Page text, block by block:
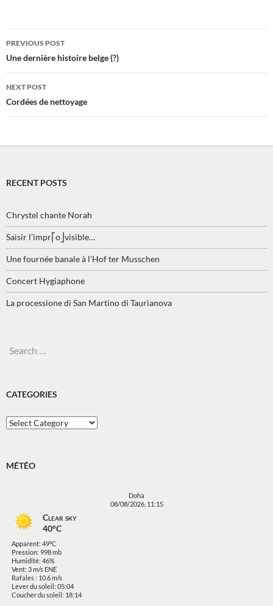
Post
navigation
PREVIOUS POST
Une dernière histoire belge (?)
NEXT POST
Cordées de nettoyage
RECENT POSTS
Chrystel chante Norah
Saisir l’impr⎡o⎦visible…
Une fournée banale à l’Hof ter Musschen
Concert Hygiaphone
La processione di San Martino di Taurianova
Search
CATEGORIES
Categories
MÉTÉO
Doha
08/08/2026, 11:15
Clear sky
40°C
Apparent: 49°C
Pression: 998 mb
Humidité: 46%
Vent: 3 m/s ENE
Rafales : 10.6 m/s
Lever du soleil: 05:04
Coucher du soleil: 18:14